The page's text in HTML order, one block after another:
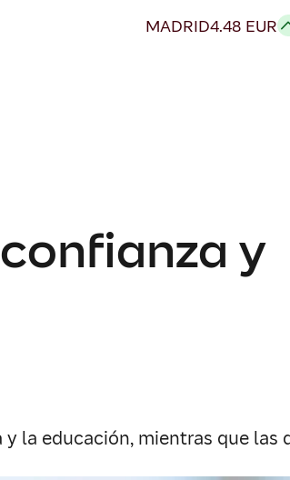
MADRID4.48 EUR
y
la educación, mientras que las